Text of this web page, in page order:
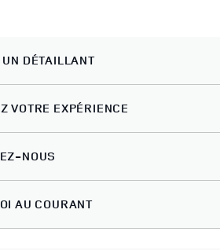
DÉTAILLANT
VOTRE EXPÉRIENCE
NOUS
AU COURANT